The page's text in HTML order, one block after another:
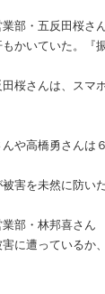
部・五反田桜さ
もかいていた。
桜さんは、スマ
や高橋勇さんは
害を未然に防い
部・林邦喜さん
害に遭っている